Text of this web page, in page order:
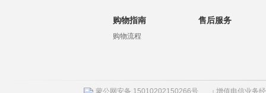
购物指南
购物流程
售后服务